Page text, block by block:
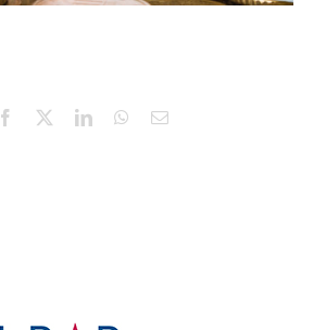
Facebook LinkedInWhatsApp
E-